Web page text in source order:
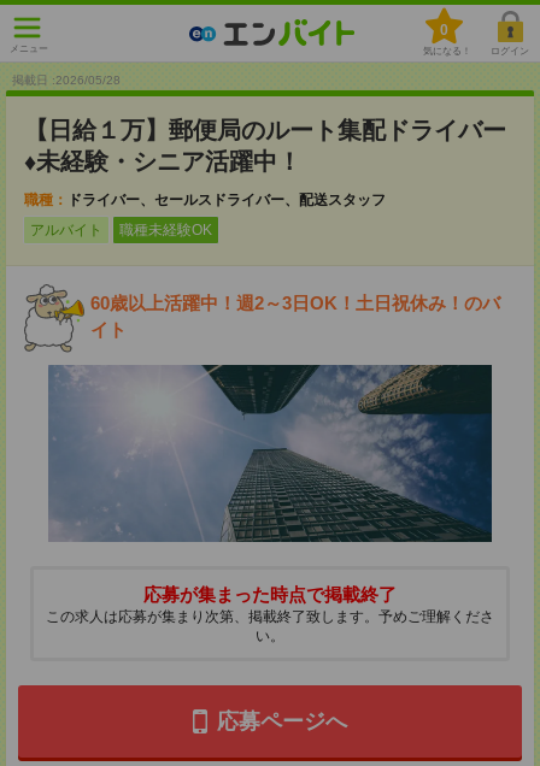
メニュー
0
気になる！ ログイン
掲載日 :2026/05/28
【日給１万】郵便局のルート集配ドライバー
♦未経験・シニア活躍中！
職種：
ドライバー、セールスドライバー、配送スタッフ
アルバイト
職種未経験OK
60歳以上活躍中！週2～3日OK！土日祝休み！のバ
イト
応募が集まった時点で掲載終了
この求人は応募が集まり次第、掲載終了致します。予めご理解くださ
い。
応募ページへ